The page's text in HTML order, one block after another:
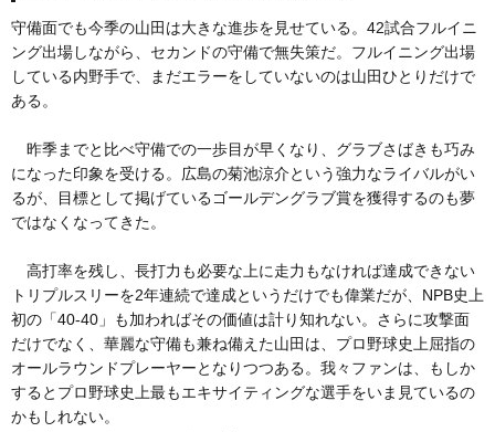
守備面でも今季の山田は大きな進歩を見せている。42試合フルイニ
ング出場しながら、セカンドの守備で無失策だ。フルイニング出場
している内野手で、まだエラーをしていないのは山田ひとりだけで
ある。
昨季までと比べ守備での一歩目が早くなり、グラブさばきも巧み
になった印象を受ける。広島の菊池涼介という強力なライバルがい
るが、目標として掲げているゴールデングラブ賞を獲得するのも夢
ではなくなってきた。
高打率を残し、長打力も必要な上に走力もなければ達成できない
トリプルスリーを2年連続で達成というだけでも偉業だが、NPB史上
初の「40-40」も加わればその価値は計り知れない。さらに攻撃面
だけでなく、華麗な守備も兼ね備えた山田は、プロ野球史上屈指の
オールラウンドプレーヤーとなりつつある。我々ファンは、もしか
するとプロ野球史上最もエキサイティングな選手をいま見ているの
かもしれない。